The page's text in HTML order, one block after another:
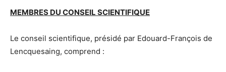
MEMBRES DU CONSEIL SCIENTIFIQUE
Le conseil scientifique, présidé par Edouard-François de
Lencquesaing, comprend :